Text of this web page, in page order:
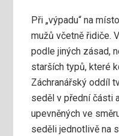
Při „výpadu“ na
mužů včetně řidiče.
podle jiných zásad,
starších typů, které
Záchranářský oddíl
seděl v přední části
upevněných ve
seděli jednotlivě na